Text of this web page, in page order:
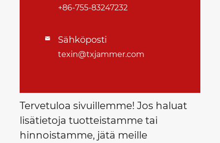
+86-755-83247232
 Sähköposti
texin@txjammer.com
Tervetuloa sivuillemme! Jos haluat
lisätietoja tuotteistamme tai
hinnoistamme, jätä meille